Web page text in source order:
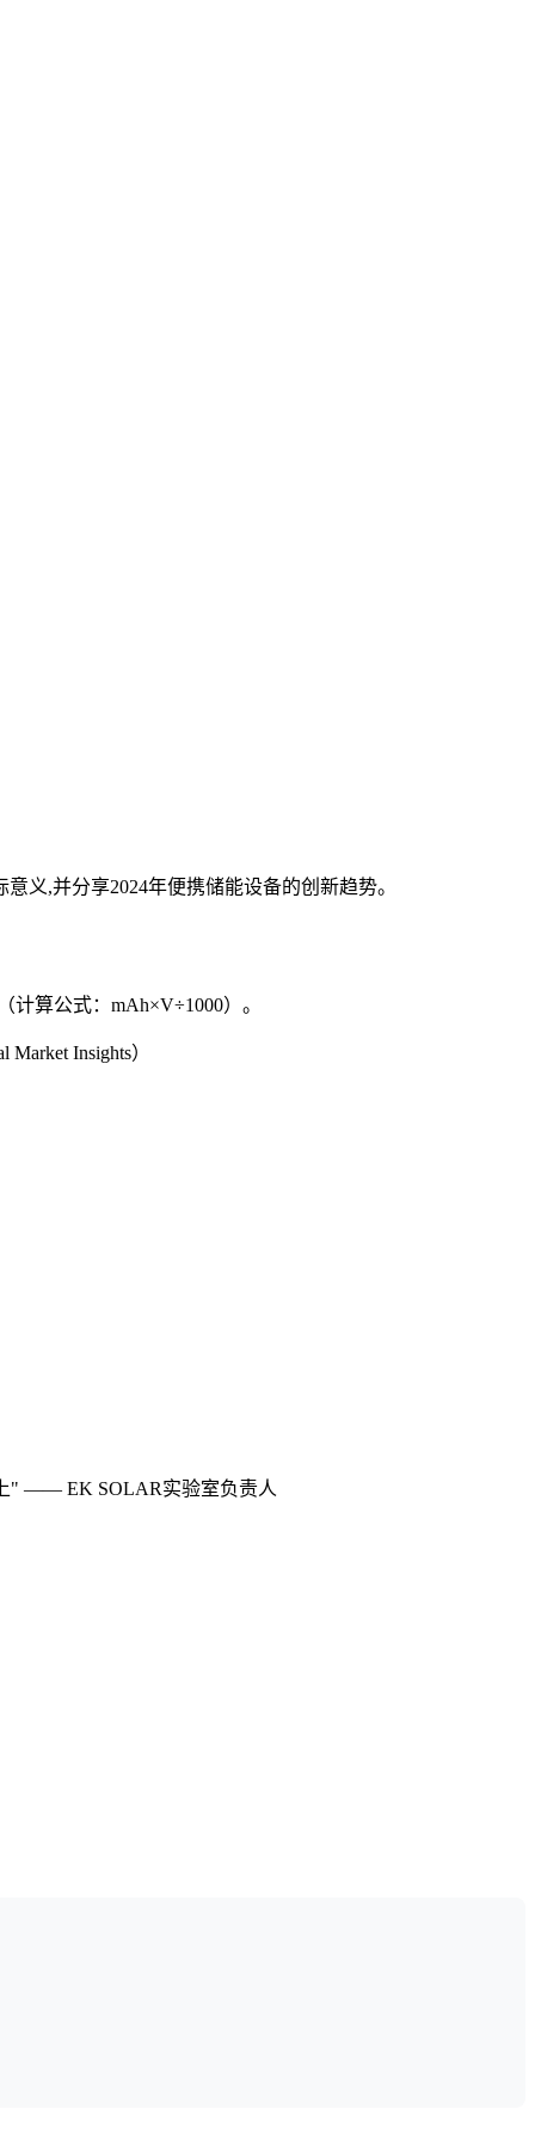
义,并分享2024年便携储能设备的创新趋势。
计算公式：mAh×V÷1000）。
Insights）
" —— EK SOLAR实验室负责人